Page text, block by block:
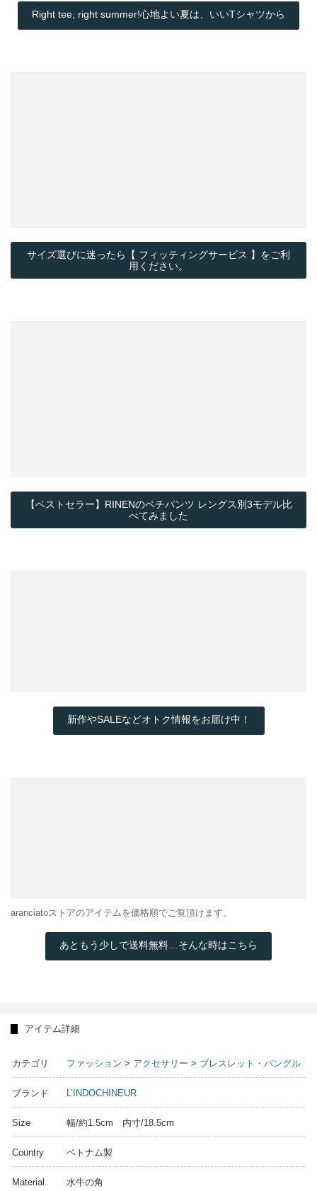
Right tee, right summer!心地よい夏は、いいTシャツから
サイズ選びに迷ったら【 フィッティングサービス 】をご利
用ください。
【ベストセラー】RINENのペチパンツ レングス別3モデル比
べてみました
新作やSALEなどオトク情報をお届け中！
aranciatoストアのアイテムを価格順でご覧頂けます。
あともう少しで送料無料…そんな時はこちら
アイテム詳細
カテゴリ ファッション > アクセサリー > ブレスレット・バングル
ブランド L’INDOCHINEUR
Size 幅/約1.5cm 内寸/18.5cm
Country ベトナム製
Material 水牛の角